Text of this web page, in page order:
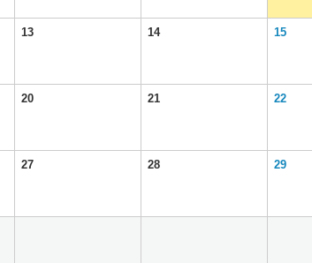
13 14 15
20 21 22
27 28 29